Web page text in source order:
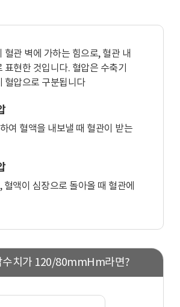
혈관 벽에 가하는 힘으로, 혈관 내
표현한 것입니다. 혈압은 수축기
혈압으로 구분됩니다
여 혈액을 내보낼 때 혈관이 받는
혈액이 심장으로 돌아올 때 혈관에
수치가 120/80mmHm라면?